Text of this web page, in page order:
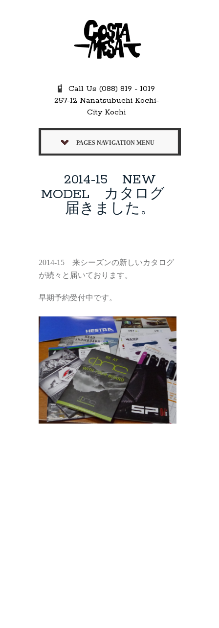
Call Us (088) 819 - 1019
257-12 Nanatsubuchi Kochi-
City Kochi
PAGES NAVIGATION MENU
2014-15 NEW
MODEL カタログ
届きました。
2014-15 来シーズンの新しいカタログ
が続々と届いております。
早期予約受付中です。